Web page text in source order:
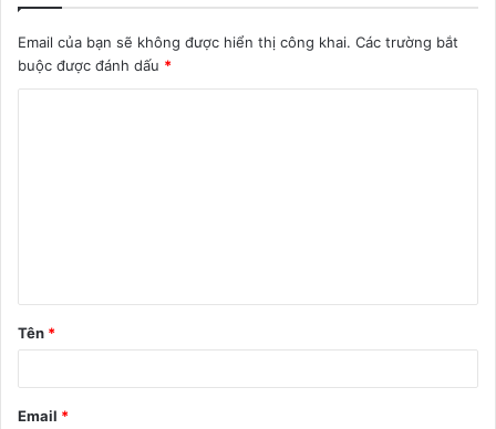
Email của bạn sẽ không được hiển thị công khai. Các trường bắt
buộc được đánh dấu *
ậ
n
Tên *
Email *